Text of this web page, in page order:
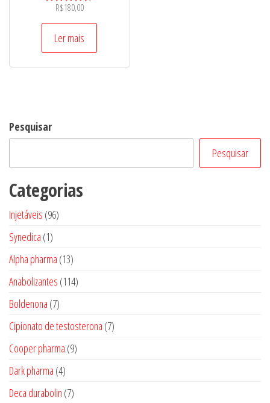
Avaliação
R$180,00
Ler mais
Pesquisar
Pesquisar
Categorias
Injetáveis 9696
Synedica 11
produto
Alpha pharma 1313
produtos
Anabolizantes 114114
Boldenona 77
produtos
Cipionato de testosterona 77
Cooper pharma 99
Dark pharma 44
produtos
Deca durabolin 77